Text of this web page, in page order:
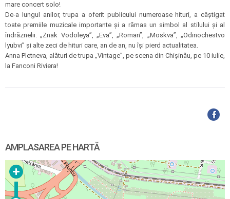
mare concert solo!
De-a lungul anilor, trupa a oferit publicului numeroase hituri, a câștigat
toate premiile muzicale importante și a rămas un simbol al stilului și al
îndrăznelii. „Znak Vodoleya”, „Eva”, „Roman”, „Moskva”, „Odinochestvo
lyubvi” și alte zeci de hituri care, an de an, nu își pierd actualitatea.
Anna Pletneva, alături de trupa „Vintage”, pe scena din Chișinău, pe 10 iulie,
la Fanconi Riviera!
AMPLASAREA PE HARTĂ